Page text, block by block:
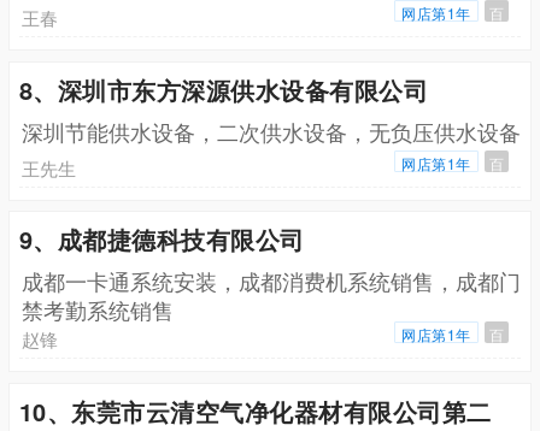
王春 网店第1年 百
8、深圳市东方深源供水设备有限公司
深圳节能供水设备，二次供水设备，无负压供水设备
王先生 网店第1年 百
9、成都捷德科技有限公司
成都一卡通系统安装，成都消费机系统销售，成都门
禁考勤系统销售
赵锋 网店第1年 百
10、东莞市云清空气净化器材有限公司第二